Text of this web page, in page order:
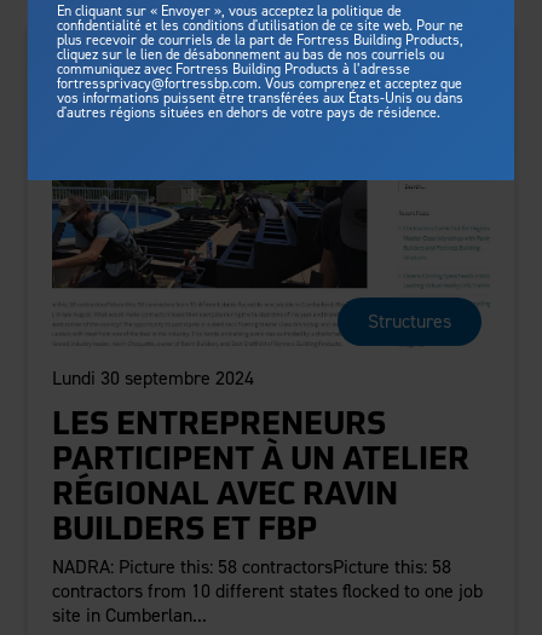
En cliquant sur « Envoyer », vous acceptez la politique de
confidentialité et les conditions d'utilisation de ce site web. Pour ne
plus recevoir de courriels de la part de Fortress Building Products,
cliquez sur le lien de désabonnement au bas de nos courriels ou
communiquez avec Fortress Building Products à l’adresse
fortressprivacy@fortressbp.com. Vous comprenez et acceptez que
vos informations puissent être transférées aux États-Unis ou dans
d'autres régions situées en dehors de votre pays de résidence.
Structures
Structure d'acier pour terrasse
Clôtures
Clôtures en acier
Clôture en aluminium
Pergolas
Pergolas Evolution
Nouveauxensembles de pergolas
Voir les produits par secteur
Résidentiel
Commercial
Industriel
Haute sécurité
Actualités et médias
Durabilité
Carrières
Donner au suivant
Couverture médiatique
Préparez votre projet
Blogue
Études de cas
Fortress Master Class
Guides d'installation
Vidéos
Documentation
Dessins et spécifications
Garantie
Inscription à la garantie
Entretien et soin
Conformité au Code
Structures
Lundi 30 septembre 2024
LES ENTREPRENEURS
PARTICIPENT À UN ATELIER
RÉGIONAL AVEC RAVIN
BUILDERS ET FBP
NADRA: Picture this: 58 contractorsPicture this: 58
contractors from 10 different states flocked to one job
site in Cumberlan...